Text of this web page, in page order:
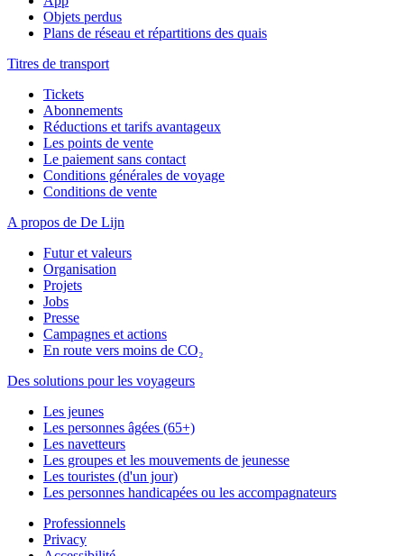
Objets perdus
Plans de réseau et répartitions des quais
Titres de transport
Tickets
Abonnements
Réductions et tarifs avantageux
Les points de vente
Le paiement sans contact
Conditions générales de voyage
Conditions de vente
A propos de De Lijn
Futur et valeurs
Organisation
Projets
Jobs
Presse
Campagnes et actions
En route vers moins de CO₂
Des solutions pour les voyageurs
Les jeunes
Les personnes âgées (65+)
Les navetteurs
Les groupes et les mouvements de jeunesse
Les touristes (d'un jour)
Les personnes handicapées ou les accompagnateurs
Professionnels
Privacy